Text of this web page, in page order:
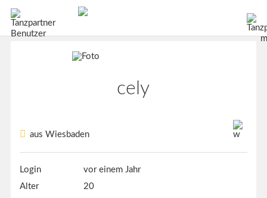
cely
aus Wiesbaden
Login
vor einem Jahr
Alter
20